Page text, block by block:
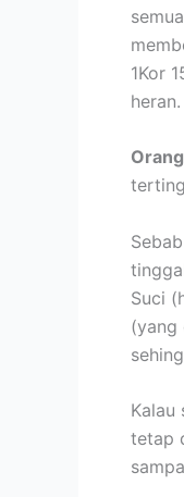
1Kor
Suci
(yang
Kalau
tetap